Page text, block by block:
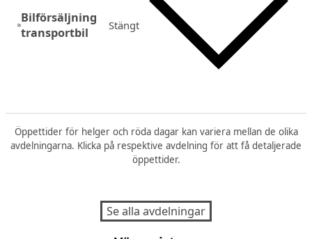
Bilförsäljning
transportbil
Stängt
Öppettider för helger och röda dagar kan variera mellan de olika
avdelningarna. Klicka på respektive avdelning för att få detaljerade
öppettider.
Se alla avdelningar